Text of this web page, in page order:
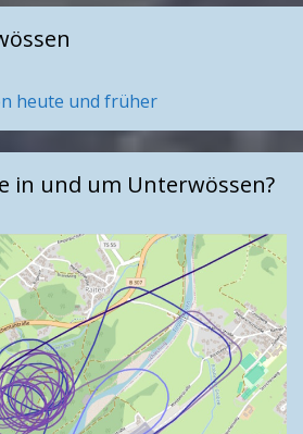
heute und früher
in und um Unterwössen?